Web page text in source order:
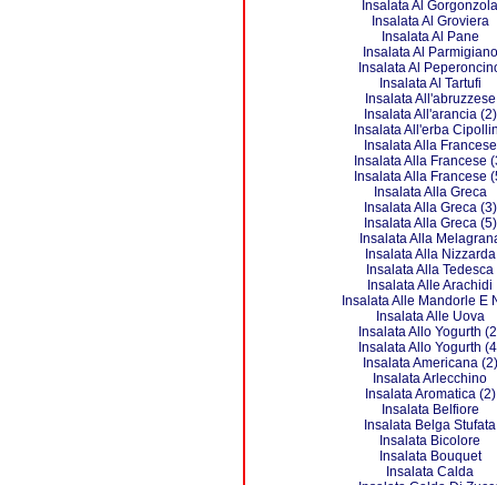
Insalata Al Gorgonzola
Insalata Al Groviera
Insalata Al Pane
Insalata Al Parmigiano
Insalata Al
Insalata Al Tartufi
Insalata All'abruzzese
Insalata All'arancia (2)
Insalata All'erba
Insalata Alla Francese
Insalata Alla Francese
Insalata Alla Francese
Insalata Alla Greca
Insalata Alla Greca (3)
Insalata Alla Greca (5)
Insalata Alla
Insalata Alla Nizzarda
Insalata Alla Tedesca
Insalata Alle Arachidi
Insalata Alle Mandorle E
Insalata Alle Uova
Insalata Allo Yogurth
Insalata Allo Yogurth
Insalata Americana (2)
Insalata Arlecchino
Insalata Aromatica (2)
Insalata Belfiore
Insalata Belga Stufata
Insalata Bicolore
Insalata Bouquet
Insalata Calda